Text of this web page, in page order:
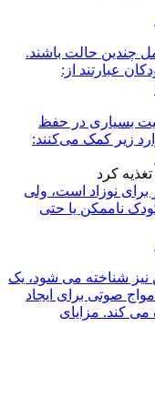
چندین حالت باشند.
عبارتند از:
بسیاری در حفظ
زیر کمک می‌کنند:
کرد
برای نوزاد است، ولی
ناممکن یا حتی
نیز شناخته می شود، یک
صوتی برای ایجاد
می کند. مزایای